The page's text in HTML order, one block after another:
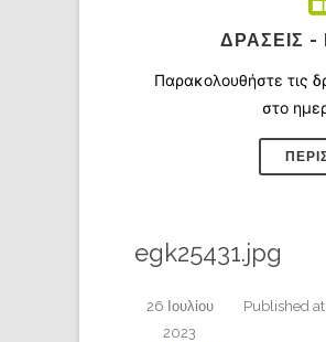
ΔΡΆΣΕΙΣ
Παρακολουθήστε τις
στο
egk25431.jpg
Published
26 Ιουλίου
2023
at